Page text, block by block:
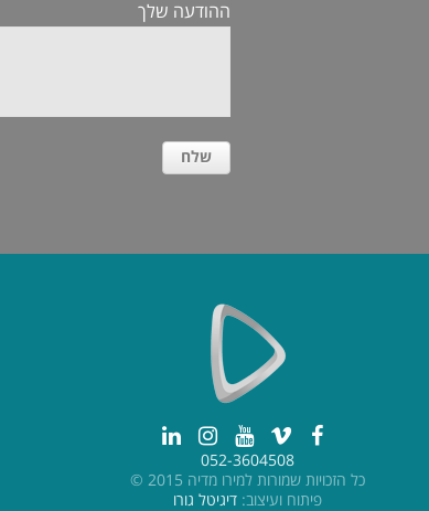
ההודעה שלך
052-3604508
כל הזכויות שמורות למירו מדיה 2015 ©
פיתוח ועיצוב:דיגיטל גורו